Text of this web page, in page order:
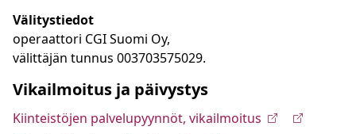
Välitystiedot
operaattori CGI Suomi Oy,
välittäjän tunnus 003703575029.
Vikailmoitus ja päivystys
Kiinteistöjen palvelupyynnöt, vikailmoitus